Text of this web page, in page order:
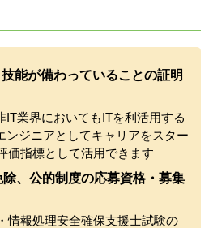
能が備わっていることの証明
IT業界においてもITを利活用する
ンジニアとしてキャリアをスター
価指標として活用できます
、公的制度の応募資格・募集
情報処理安全確保支援士試験の